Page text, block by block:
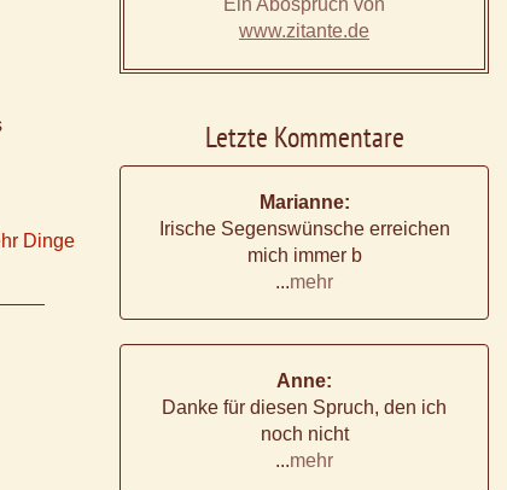
Dinge
Ein Abospruch von
www.zitante.de
Letzte Kommentare
Marianne:
Irische Segenswünsche erreichen
mich immer b
...mehr
Anne:
Danke für diesen Spruch, den ich
noch nicht
...mehr